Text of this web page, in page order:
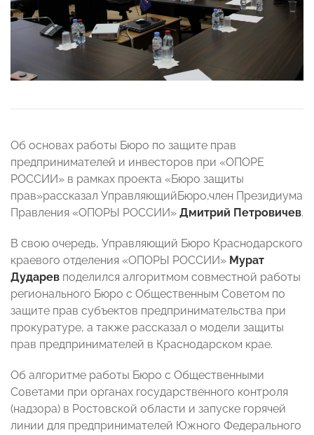
Об основах работы Бюро по защите прав
предпринимателей и инвесторов при «ОПОРЕ
РОССИИ» в рамках проекта «Бюро защиты
прав»рассказал УправляющийБюро,член Президиума
Правления «ОПОРЫ РОССИИ» Дмитрий Петровичев.
В свою очередь, Управляющий Бюро Краснодарского
краевого отделения «ОПОРЫ РОССИИ» Мурат
Дударев поделился алгоритмом совместной работы
регионального Бюро с Общественным Советом по
защите прав субъектов предпринимательства при
прокуратуре, а также рассказал о модели защиты
прав предпринимателей в Краснодарском крае.
Об алгоритме работы Бюро с Общественными
Советами при органах государственного контроля
(надзора) в Ростовской области и запуске горячей
линии для предпринимателей Южного Федерального